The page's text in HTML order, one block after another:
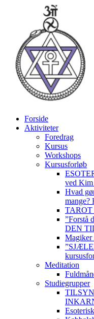
Forside
Aktiviteter
Foredrag
Kursus
Workshops
Kursusforløb
ved Kim
Hvad
mange?
TAROT
”Forstå
DEN
Magiker
Meditation
Studiegrupper